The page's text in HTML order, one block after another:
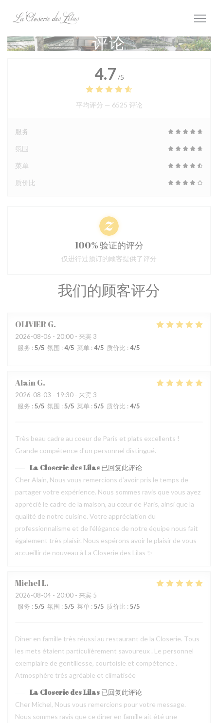
评论
我们的顾客评分
OLIVIERG
2026-08-06 - 20:00 - 来宾 3
服务 : 5/5 氛围 : 4/5 菜单 : 4/5 质价比 : 4/5
AlainG
2026-08-03 - 19:30 - 来宾 3
服务 : 5/5 氛围 : 5/5 菜单 : 5/5 质价比 : 4/5
Très beau cadre au coeur de Paris et plats excellents !
Grande compétence d'un personnel distingué.
La Closerie des Lilas 已回复此评论
Cher Alain, Nous vous remercions d’avoir pris le temps de
partager votre expérience. Nous sommes ravis que vous ayez
apprécié le cadre de la maison, au cœur de Paris, ainsi que la
qualité de notre cuisine. Votre appréciation du
professionnalisme et de l’élégance de notre équipe nous fait
également très plaisir. Nous espérons avoir le plaisir de vous
accueillir de nouveau à La Closerie des Lilas ✨
MichelL
2026-08-04 - 20:00 - 来宾 5
服务 : 5/5 氛围 : 5/5 菜单 : 5/5 质价比 : 5/5
Dîner en famille très réussi au restaurant de la Closerie. Tous
les mets étaient particulièrement savoureux . Le personnel
exemplaire de gentillesse, courtoisie et compétence .
Atmosphère très agréable et climatisée
La Closerie des Lilas 已回复此评论
Cher Michel, Nous vous remercions pour votre message.
Nous sommes ravis que ce dîner en famille ait été une
4.7 /5
平均评分 — 6525 评论
服务
氛围
菜单
质价比
100% 验证的评分
仅进行过预订的顾客提供了评分